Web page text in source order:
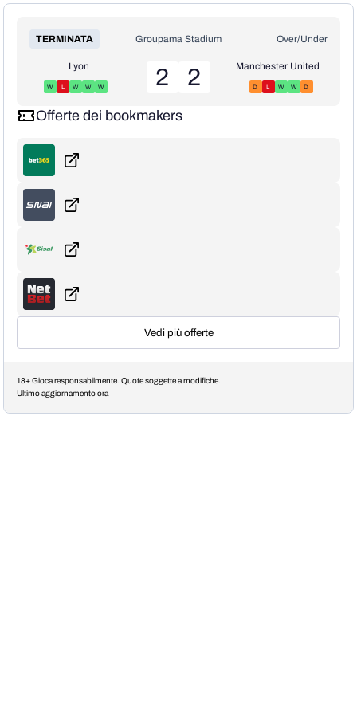
TERMINATA Groupama Stadium Over/Under
Lyon
W L W W W 2 2 Manchester United
D L W W D
Offerte dei bookmakers
Vedi più offerte
18+ Gioca responsabilmente. Quote soggette a modifiche.
Ultimo aggiornamento ora